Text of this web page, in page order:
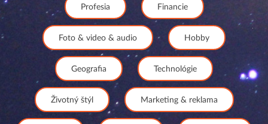
Profesia Financie
Foto & video & audio Hobby
Geografia Technológie
Životný štýl Marketing & reklama